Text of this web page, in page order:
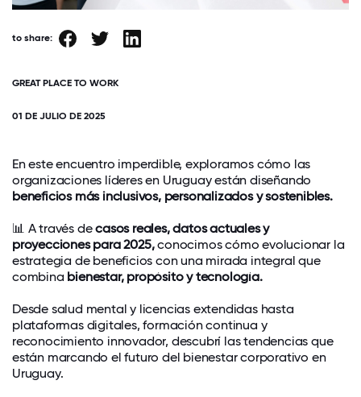
to share:
GREAT PLACE TO WORK
01 DE JULIO DE 2025
En este encuentro imperdible, exploramos cómo las
organizaciones líderes en Uruguay están diseñando
beneficios más inclusivos, personalizados y sostenibles.
📊 A través decasos reales, datos actuales y
proyecciones para 2025,conocimos cómo evolucionar la
estrategia de beneficios con una mirada integral que
combina bienestar, propósito y tecnología.
Desde salud mental y licencias extendidas hasta
plataformas digitales, formación continua y
reconocimiento innovador, descubrí las tendencias que
están marcando el futuro del bienestar corporativo en
Uruguay.